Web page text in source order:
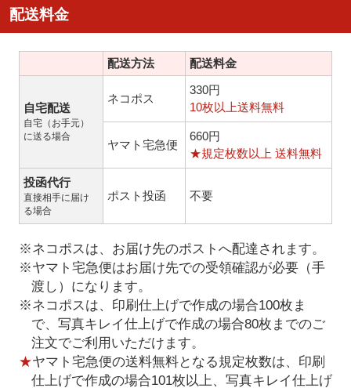
配送料金
配送方法 配送料金
自宅配送
自宅（お手元）
に送る場合
ネコポス
330円
10枚以上送料無料
ヤマト宅急便
660円
★規定枚数以上 送料無料
投函代行
直接相手に届け
る場合
ポスト投函 不要
※ネコポスは、お届け先のポストへ配達されます。
※ヤマト宅急便はお届け先での受領確認が必要（手
渡し）になります。
※ネコポスは、印刷仕上げで作成の場合100枚ま
で、写真キレイ仕上げで作成の場合80枚までのご
注文でご利用いただけます。
★ヤマト宅急便の送料無料となる規定枚数は、印刷
仕上げで作成の場合101枚以上、写真キレイ仕上げ